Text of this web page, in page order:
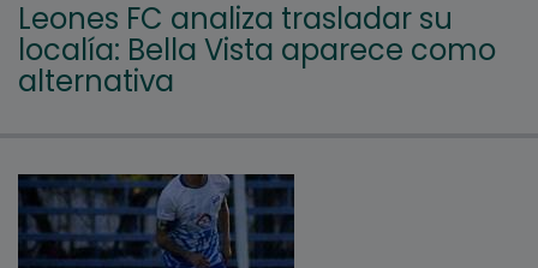
Leones FC analiza trasladar su
localía: Bella Vista aparece como
alternativa